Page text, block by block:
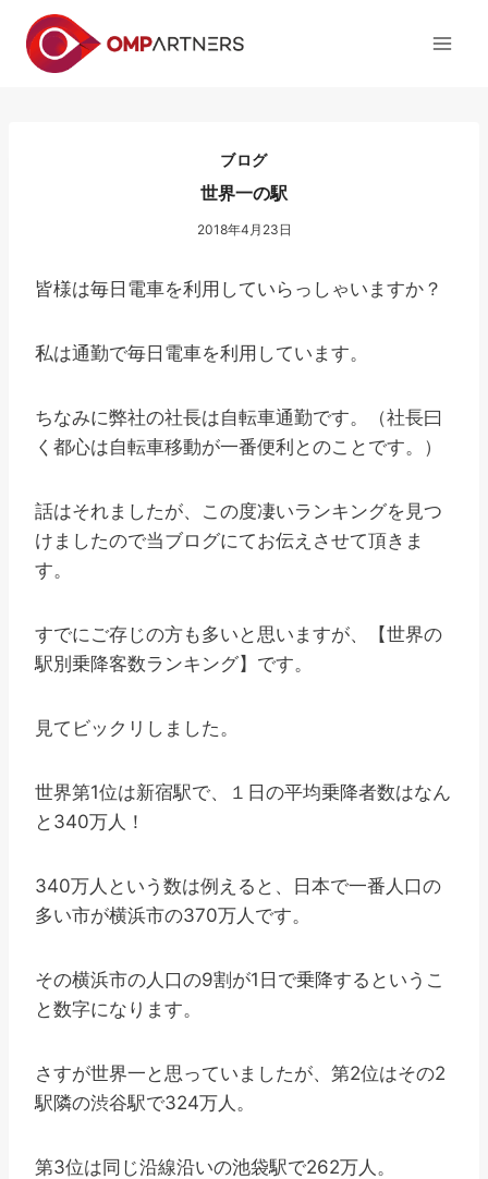
ブログ
世界一の駅
2018年4月23日
皆様は毎日電車を利用していらっしゃいますか？
私は通勤で毎日電車を利用しています。
ちなみに弊社の社長は自転車通勤です。（社長曰
く都心は自転車移動が一番便利とのことです。）
話はそれましたが、この度凄いランキングを見つ
けましたので当ブログにてお伝えさせて頂きま
す。
すでにご存じの方も多いと思いますが、【世界の
駅別乗降客数ランキング】です。
見てビックリしました。
世界第1位は新宿駅で、１日の平均乗降者数はなん
と340万人！
340万人という数は例えると、日本で一番人口の
多い市が横浜市の370万人です。
その横浜市の人口の9割が1日で乗降するというこ
と数字になります。
さすが世界一と思っていましたが、第2位はその2
駅隣の渋谷駅で324万人。
第3位は同じ沿線沿いの池袋駅で262万人。